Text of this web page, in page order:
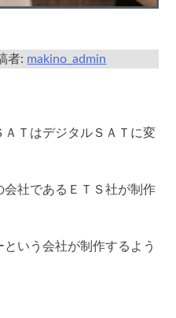
者: makino_admin
ＴはデジタルＳＡＴに変
社であるＥＴＳ社が制作
いう会社が制作するよう